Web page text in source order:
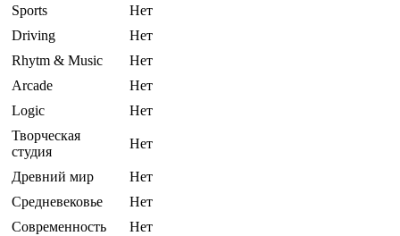
Sports
Нет
Driving
Нет
Rhytm & Music
Нет
Arcade
Нет
Logic
Нет
Творческая
студия
Нет
Древний мир
Нет
Средневековье
Нет
Современность
Нет